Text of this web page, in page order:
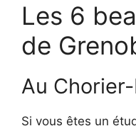
Les 6
de
Au
Si vous êtes un